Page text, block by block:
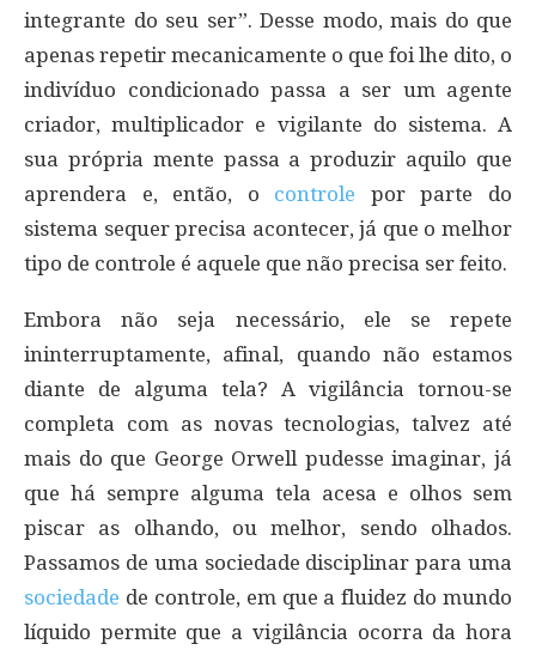
integrante do seu ser”. Desse modo, mais do que
apenas repetir mecanicamente o que foi lhe dito, o
indivíduo condicionado passa a ser um agente
criador, multiplicador e vigilante do sistema. A
sua própria mente passa a produzir aquilo que
aprendera e, então, o controle por parte do
sistema sequer precisa acontecer, já que o melhor
tipo de controle é aquele que não precisa ser feito.
Embora não seja necessário, ele se repete
ininterruptamente, afinal, quando não estamos
diante de alguma tela? A vigilância tornou-se
completa com as novas tecnologias, talvez até
mais do que George Orwell pudesse imaginar, já
que há sempre alguma tela acesa e olhos sem
piscar as olhando, ou melhor, sendo olhados.
Passamos de uma sociedade disciplinar para uma
sociedade de controle, em que a fluidez do mundo
líquido permite que a vigilância ocorra da hora